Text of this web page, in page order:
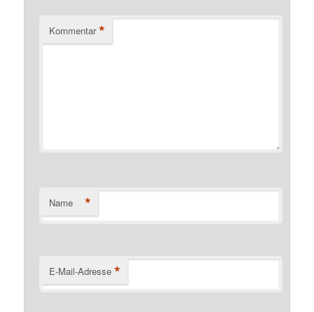
Kommentar *
Name *
E-Mail-Adresse *